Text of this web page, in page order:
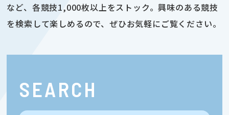
など、各競技1,000枚以上をストック。興味のある競技
を検索して楽しめるので、ぜひお気軽にご覧ください。
SEARCH